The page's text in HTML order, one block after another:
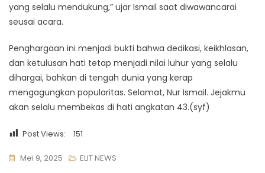
yang selalu mendukung,” ujar Ismail saat diwawancarai
seusai acara.
Penghargaan ini menjadi bukti bahwa dedikasi, keikhlasan,
dan ketulusan hati tetap menjadi nilai luhur yang selalu
dihargai, bahkan di tengah dunia yang kerap
mengagungkan popularitas. Selamat, Nur Ismail. Jejakmu
akan selalu membekas di hati angkatan 43.(syf)
Post Views: 151
Mei 9, 2025 ELIT NEWS